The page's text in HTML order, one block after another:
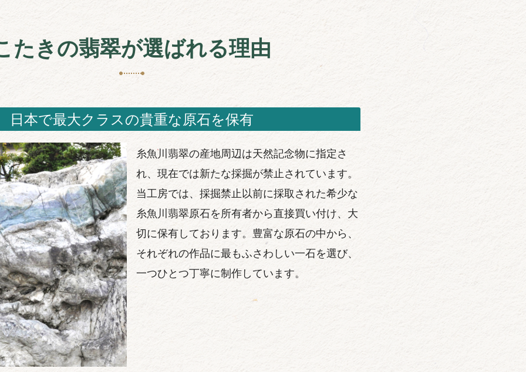
たきの翡翠が選ばれる理由
日本で最大クラスの貴重な原石を保有
糸魚川翡翠の産地周辺は天然記念物に指定さ
れ、現在では新たな採掘が禁止されています。
当工房では、採掘禁止以前に採取された希少な
糸魚川翡翠原石を所有者から直接買い付け、大
切に保有しております。豊富な原石の中から、
それぞれの作品に最もふさわしい一石を選び、
一つひとつ丁寧に制作しています。